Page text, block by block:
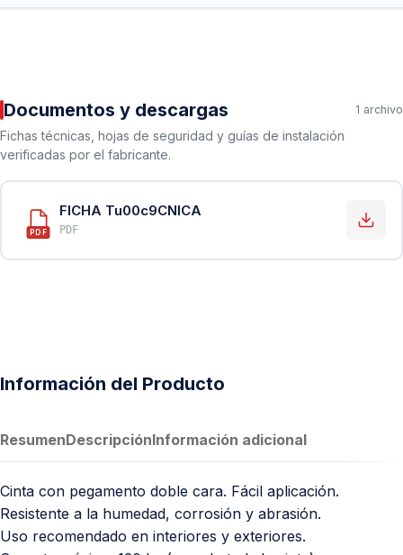
Documentos y descargas 1 archivo
Fichas técnicas, hojas de seguridad y guías de instalación
verificadas por el fabricante.
PDF
FICHA Tu00c9CNICA
PDF
Información del Producto
ResumenDescripciónInformación adicional
Cinta con pegamento doble cara. Fácil aplicación.
Resistente a la humedad, corrosión y abrasión.
Uso recomendado en interiores y exteriores.